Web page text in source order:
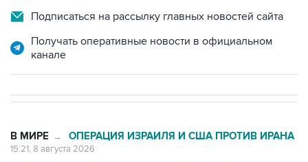
Подписаться на рассылку главных новостей сайта
Получать оперативные новости в официальном
канале
В МИРЕ → ОПЕРАЦИЯ ИЗРАИЛЯ И США ПРОТИВ ИРАНА
15:21, 8 августа 2026